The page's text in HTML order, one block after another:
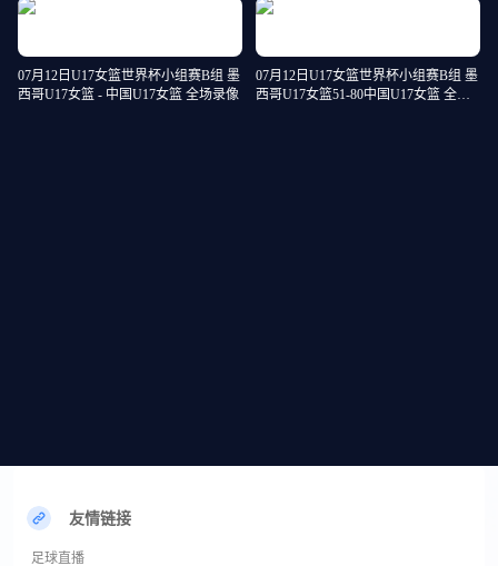
07月12日U17女篮世界杯小组赛B组 墨
西哥U17女篮 - 中国U17女篮 全场录像
07月12日U17女篮世界杯小组赛B组 墨
西哥U17女篮51-80中国U17女篮 全场
友情链接
足球直播